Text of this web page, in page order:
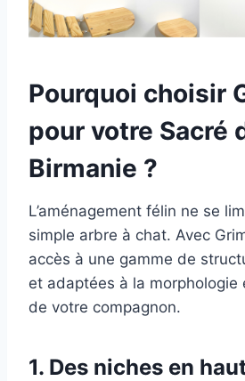
Pourquoi choisir
pour votre Sacré
Birmanie ?
L’aménagement félin ne se
simple arbre à chat. Avec
accès à une gamme de
et adaptées à la morphologie
de votre compagnon.
1. Des niches en